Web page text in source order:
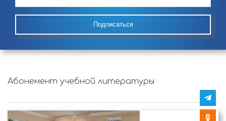
Подписаться
Абонемент учебной литературы